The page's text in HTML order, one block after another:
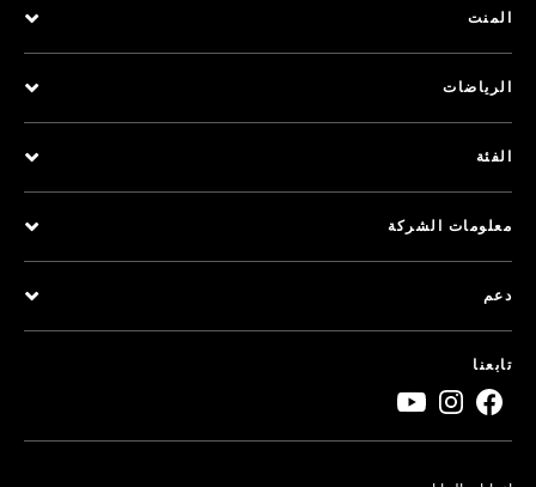
المنت
الرياضات
الفئة
معلومات الشركة
دعم
تابعنا